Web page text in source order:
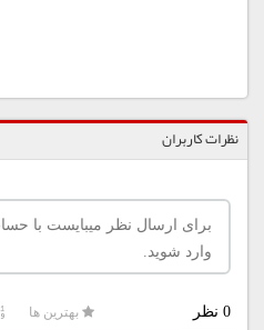
نظرات کاربران